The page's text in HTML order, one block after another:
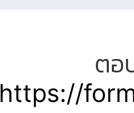
ตอ
https://